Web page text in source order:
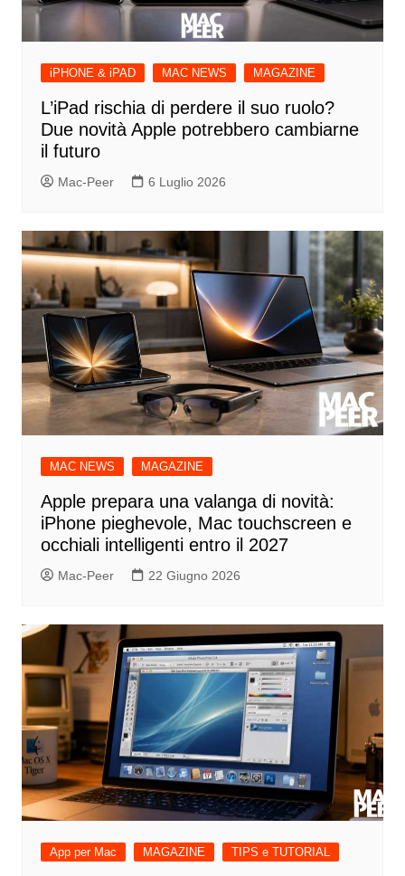
iPHONE & iPAD MAC NEWS MAGAZINE
L’iPad rischia di perdere il suo ruolo?
Due novità Apple potrebbero cambiarne
il futuro
Mac-Peer 6 Luglio 2026
MAC NEWS MAGAZINE
Apple prepara una valanga di novità:
iPhone pieghevole, Mac touchscreen e
occhiali intelligenti entro il 2027
Mac-Peer 22 Giugno 2026
App per Mac MAGAZINE TIPS e TUTORIAL